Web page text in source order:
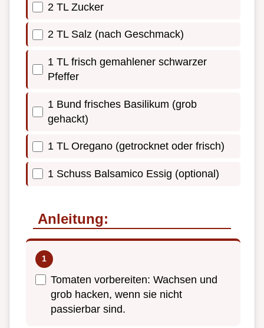
2 TL Zucker
2 TL Salz (nach Geschmack)
1 TL frisch gemahlener schwarzer
Pfeffer
1 Bund frisches Basilikum (grob
gehackt)
1 TL Oregano (getrocknet oder frisch)
1 Schuss Balsamico Essig (optional)
Anleitung:
Tomaten vorbereiten: Wachsen und
grob hacken, wenn sie nicht
passierbar sind.